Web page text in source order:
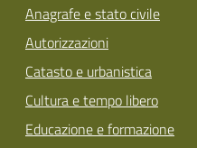
Anagrafe e stato civile
Autorizzazioni
Catasto e urbanistica
Cultura e tempo libero
Educazione e formazione